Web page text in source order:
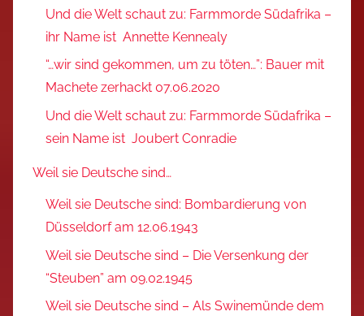
Und die Welt schaut zu: Farmmorde Südafrika –
ihr Name ist Annette Kennealy
“…wir sind gekommen, um zu töten…”: Bauer mit
Machete zerhackt 07.06.2020
Und die Welt schaut zu: Farmmorde Südafrika –
sein Name ist Joubert Conradie
Weil sie Deutsche sind…
Weil sie Deutsche sind: Bombardierung von
Düsseldorf am 12.06.1943
Weil sie Deutsche sind – Die Versenkung der
“Steuben” am 09.02.1945
Weil sie Deutsche sind – Als Swinemünde dem